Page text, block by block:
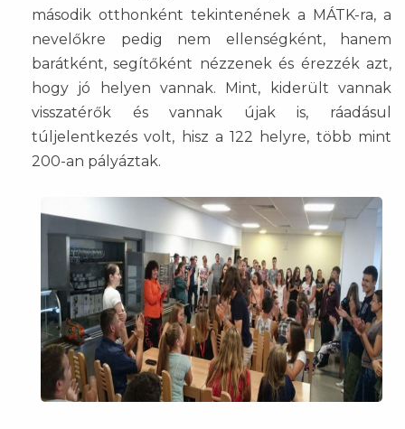
második otthonként tekintenének a MÁTK-ra, a
nevelőkre pedig nem ellenségként, hanem
barátként, segítőként nézzenek és érezzék azt,
hogy jó helyen vannak. Mint, kiderült vannak
visszatérők és vannak újak is, ráadásul
túljelentkezés volt, hisz a 122 helyre, több mint
200-an pályáztak.